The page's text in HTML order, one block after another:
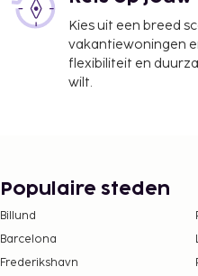
Kies uit een breed
vakantiewoningen
flexibiliteit en
wilt.
Populaire steden
Billund
Barcelona
Frederikshavn